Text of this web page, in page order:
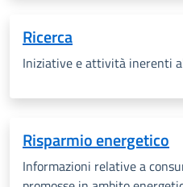
Ricerca
Iniziative e attività inerenti
Risparmio energetico
Informazioni relative a